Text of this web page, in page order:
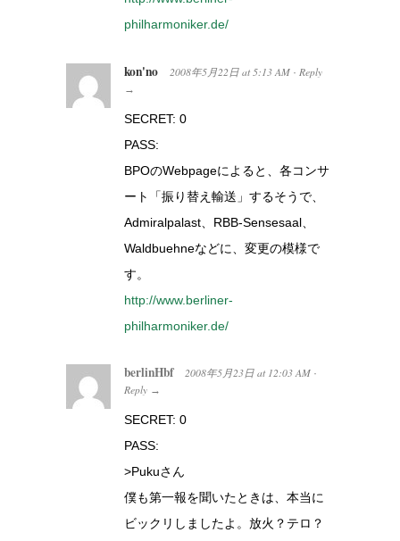
philharmoniker.de/
kon'no 2008年5月22日 at 5:13 AM · Reply
→
SECRET: 0
PASS:
BPOのWebpageによると、各コンサ
ート「振り替え輸送」するそうで、
Admiralpalast、RBB-Sensesaal、
Waldbuehneなどに、変更の模様で
す。
http://www.berliner-
philharmoniker.de/
berlinHbf 2008年5月23日 at 12:03 AM ·
Reply →
SECRET: 0
PASS:
>Pukuさん
僕も第一報を聞いたときは、本当に
ビックリしましたよ。放火？テロ？